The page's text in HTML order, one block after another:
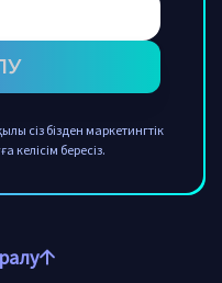
сіз бізден маркетингтік
келісім бересіз.